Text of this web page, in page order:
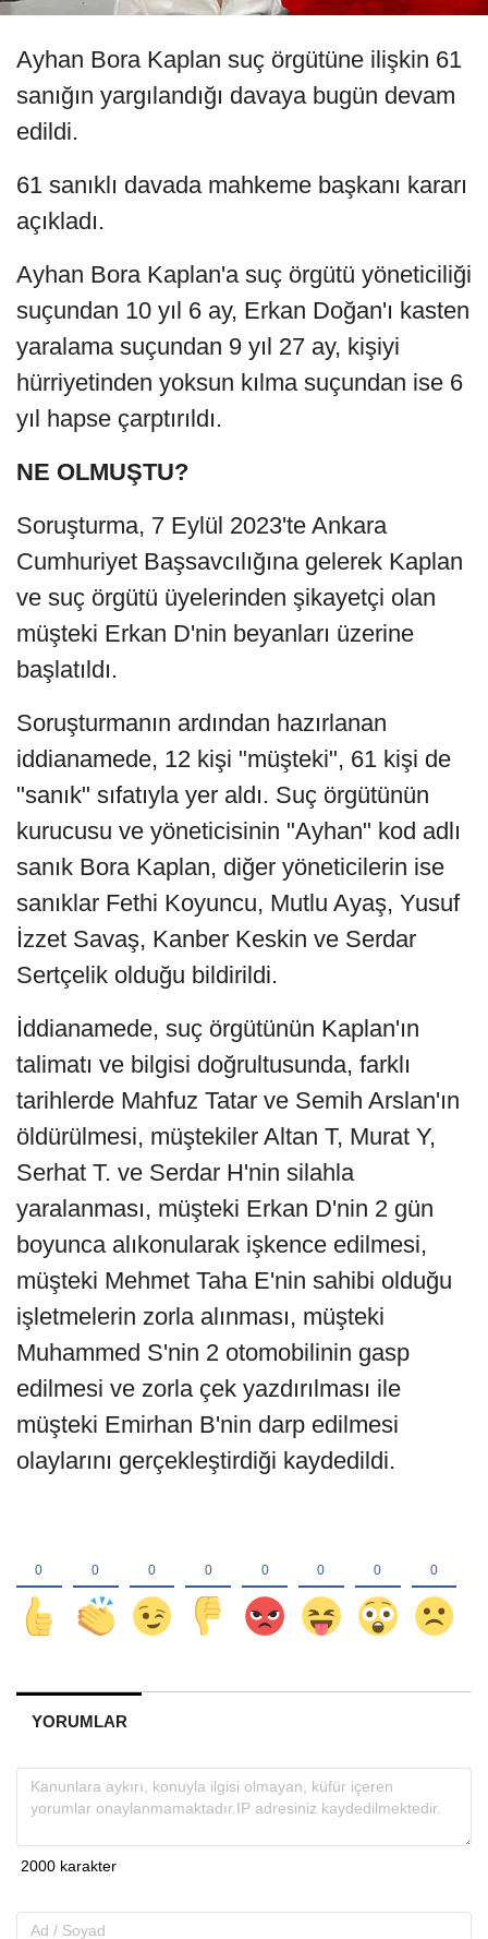
Ayhan Bora Kaplan suç örgütüne ilişkin 61
sanığın yargılandığı davaya bugün devam
edildi.
61 sanıklı davada mahkeme başkanı kararı
açıkladı.
Ayhan Bora Kaplan'a suç örgütü yöneticiliği
suçundan 10 yıl 6 ay, Erkan Doğan'ı kasten
yaralama suçundan 9 yıl 27 ay, kişiyi
hürriyetinden yoksun kılma suçundan ise 6
yıl hapse çarptırıldı.
NE OLMUŞTU?
Soruşturma, 7 Eylül 2023'te Ankara
Cumhuriyet Başsavcılığına gelerek Kaplan
ve suç örgütü üyelerinden şikayetçi olan
müşteki Erkan D'nin beyanları üzerine
başlatıldı.
Soruşturmanın ardından hazırlanan
iddianamede, 12 kişi "müşteki", 61 kişi de
"sanık" sıfatıyla yer aldı. Suç örgütünün
kurucusu ve yöneticisinin "Ayhan" kod adlı
sanık Bora Kaplan, diğer yöneticilerin ise
sanıklar Fethi Koyuncu, Mutlu Ayaş, Yusuf
İzzet Savaş, Kanber Keskin ve Serdar
Sertçelik olduğu bildirildi.
İddianamede, suç örgütünün Kaplan'ın
talimatı ve bilgisi doğrultusunda, farklı
tarihlerde Mahfuz Tatar ve Semih Arslan'ın
öldürülmesi, müştekiler Altan T, Murat Y,
Serhat T. ve Serdar H'nin silahla
yaralanması, müşteki Erkan D'nin 2 gün
boyunca alıkonularak işkence edilmesi,
müşteki Mehmet Taha E'nin sahibi olduğu
işletmelerin zorla alınması, müşteki
Muhammed S'nin 2 otomobilinin gasp
edilmesi ve zorla çek yazdırılması ile
müşteki Emirhan B'nin darp edilmesi
olaylarını gerçekleştirdiği kaydedildi.
YORUMLAR